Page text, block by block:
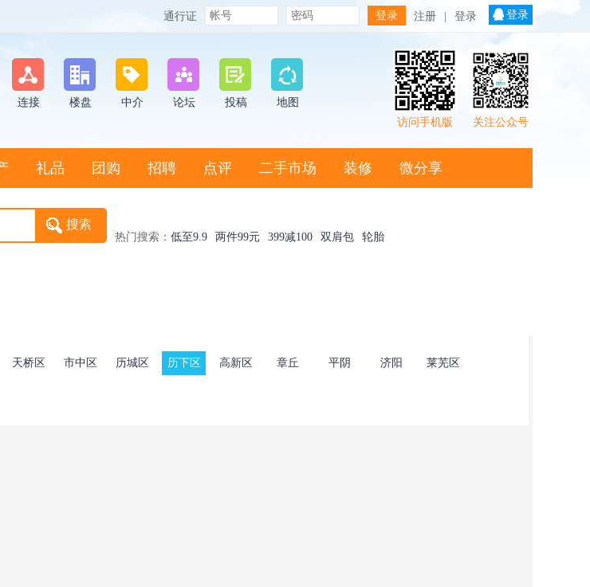
通行证 注册 登录 登录
连接 楼盘 中介 论坛 投稿
地图
关注公众号
访问手机版
礼品 团购 招聘 点评 二手市场 装修 微分享
热门搜索： 低至9.9 两件99元 399减100 双肩包 轮胎
天桥区 市中区 历城区 历下区 高新区 章丘 平阴 济阳 莱芜区